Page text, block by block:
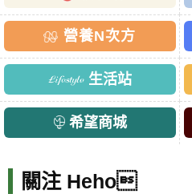
營養N次方
生活站
希望商城
關注 Heho